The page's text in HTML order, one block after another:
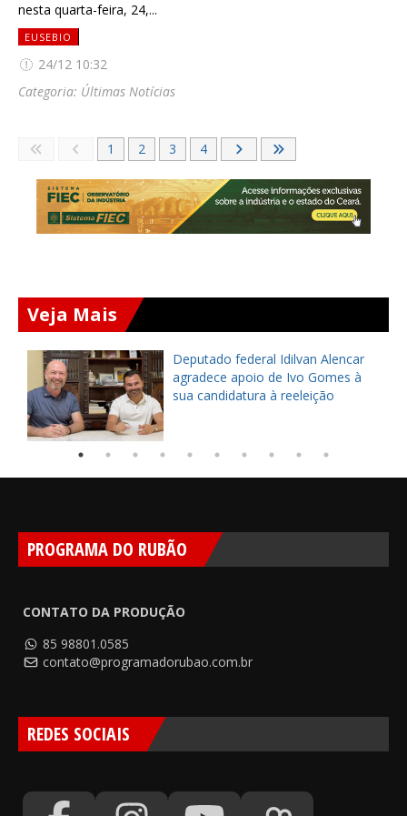
nesta quarta-feira, 24,...
EUSEBIO
24/12 10:32
Categoria: Últimas Notícias
1 2 3 4
Veja Mais
Deputado federal Idilvan Alencar
agradece apoio de Ivo Gomes à
sua candidatura à reeleição
PROGRAMA DO RUBÃO
CONTATO DA PRODUÇÃO
85 98801.0585
contato@programadorubao.com.br
REDES SOCIAIS